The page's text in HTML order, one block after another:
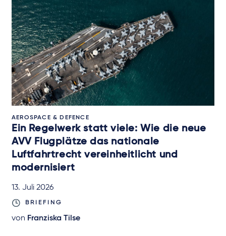
AEROSPACE & DEFENCE
Ein Regelwerk statt viele: Wie die neue
AVV Flugplätze das nationale
Luftfahrtrecht vereinheitlicht und
modernisiert
13. Juli 2026
BRIEFING
von Franziska Tilse